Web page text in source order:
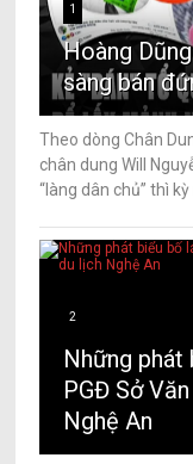
1
Hoàng
sàng bán
Theo dòng Chân
chân dung Will
“làng dân chủ” thì kỳ
2
Những phát
PGĐ Sở
Nghệ An